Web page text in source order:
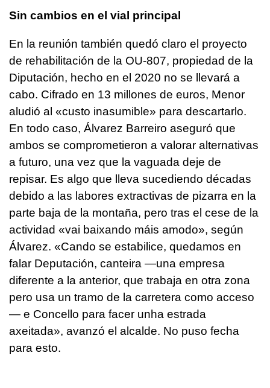
Sin cambios en el vial principal
En la reunión también quedó claro el proyecto
de rehabilitación de la OU-807, propiedad de la
Diputación, hecho en el 2020 no se llevará a
cabo. Cifrado en 13 millones de euros, Menor
aludió al «custo inasumible» para descartarlo.
En todo caso, Álvarez Barreiro aseguró que
ambos se comprometieron a valorar alternativas
a futuro, una vez que la vaguada deje de
repisar. Es algo que lleva sucediendo décadas
debido a las labores extractivas de pizarra en la
parte baja de la montaña, pero tras el cese de la
actividad «vai baixando máis amodo», según
Álvarez. «Cando se estabilice, quedamos en
falar Deputación, canteira —una empresa
diferente a la anterior, que trabaja en otra zona
pero usa un tramo de la carretera como acceso
— e Concello para facer unha estrada
axeitada», avanzó el alcalde. No puso fecha
para esto.